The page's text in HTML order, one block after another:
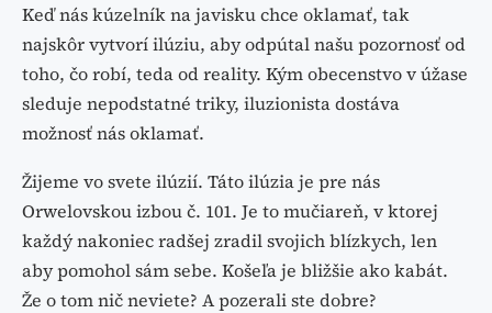
Keď nás kúzelník na javisku chce oklamať, tak
najskôr vytvorí ilúziu, aby odpútal našu pozornosť od
toho, čo robí, teda od reality. Kým obecenstvo v úžase
sleduje nepodstatné triky, iluzionista dostáva
možnosť nás oklamať.
Žijeme vo svete ilúzií. Táto ilúzia je pre nás
Orwelovskou izbou č. 101. Je to mučiareň, v ktorej
každý nakoniec radšej zradil svojich blízkych, len
aby pomohol sám sebe. Košeľa je bližšie ako kabát.
Že o tom nič neviete? A pozerali ste dobre?